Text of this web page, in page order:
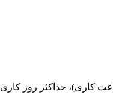
کاری)، حداکثر روز